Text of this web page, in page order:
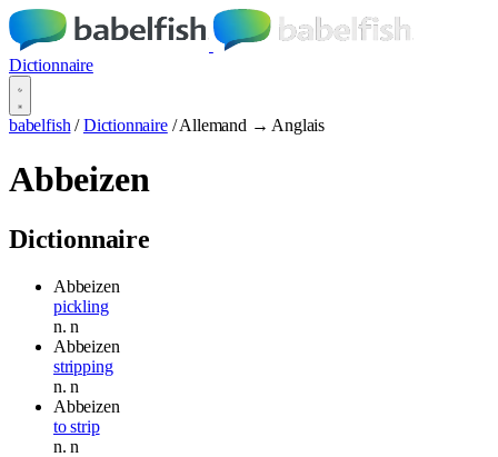
Dictionnaire
babelfish / Dictionnaire / Allemand → Anglais
Abbeizen
Dictionnaire
Abbeizen
pickling
n.n
Abbeizen
stripping
n.n
Abbeizen
to strip
n.n